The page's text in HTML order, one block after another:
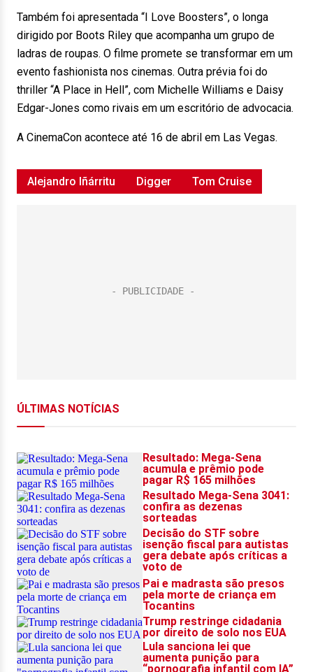
Também foi apresentada “I Love Boosters”, o longa
dirigido por Boots Riley que acompanha um grupo de
ladras de roupas. O filme promete se transformar em um
evento fashionista nos cinemas. Outra prévia foi do
thriller “A Place in Hell”, com Michelle Williams e Daisy
Edgar-Jones como rivais em um escritório de advocacia.
A CinemaCon acontece até 16 de abril em Las Vegas.
Alejandro Iñárritu Digger Tom Cruise